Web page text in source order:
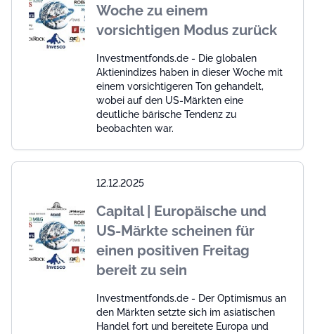
Woche zu einem
vorsichtigen Modus zurück
Investmentfonds.de - Die globalen
Aktienindizes haben in dieser Woche mit
einem vorsichtigeren Ton gehandelt,
wobei auf den US-Märkten eine
deutliche bärische Tendenz zu
beobachten war.
12.12.2025
Capital | Europäische und
US-Märkte scheinen für
einen positiven Freitag
bereit zu sein
Investmentfonds.de - Der Optimismus an
den Märkten setzte sich im asiatischen
Handel fort und bereitete Europa und